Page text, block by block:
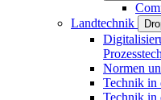
Landtechnik
Normen
Technik in